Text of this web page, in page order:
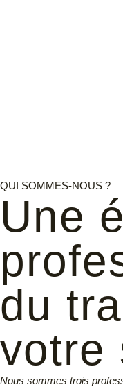
QUI SOMMES-NOUS ?
Une
du
votre
Nous sommes trois